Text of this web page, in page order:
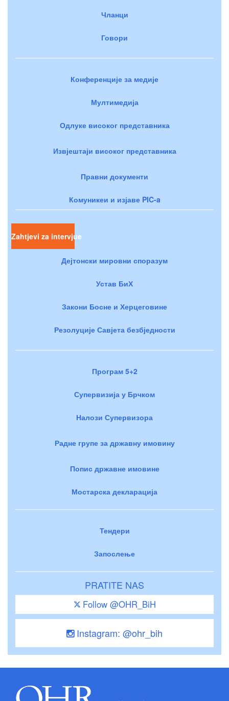
Чланци
Говори
Конференције за медије
Мултимедија
Одлуке високог представника
Извјештаји високог представника
Правни документи
Комуникеи и изјаве PIC-a
Zahtjevi za intervjue
Дејтонски мировни споразум
Устав БиХ
Закони Босне и Херцеговине
Резолуције Савјета безбједности
Програм 5+2
Супервизија у Брчком
Налози Супервизора
Радне групе за државну имовину
Попис државне имовине
Мостарска декларација
Тендери
Запослење
PRATITE NAS
Follow @OHR_BiH
Instagram: @ohr_bih